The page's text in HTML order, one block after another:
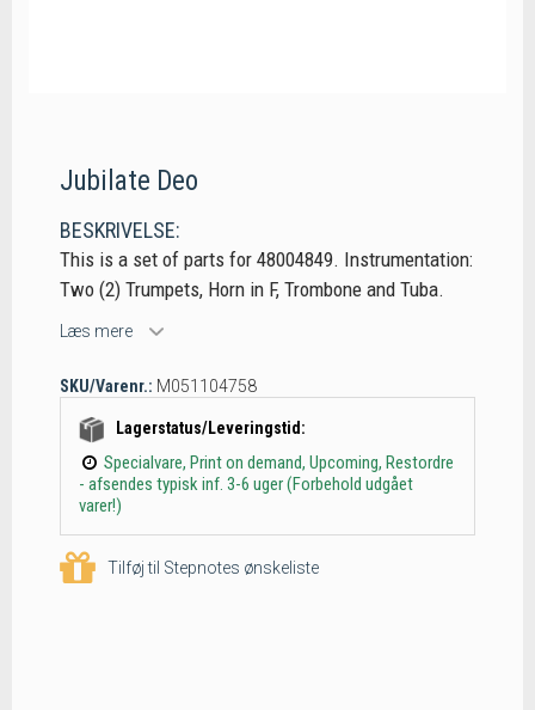
Jubilate Deo
BESKRIVELSE:
This is a set of parts for 48004849. Instrumentation:
Two (2) Trumpets, Horn in F, Trombone and Tuba.
Læs mere
SKU/Varenr.: M051104758
Lagerstatus/Leveringstid:
Specialvare, Print on demand, Upcoming, Restordre
- afsendes typisk inf. 3-6 uger (Forbehold udgået
varer!)
Tilføj til Stepnotes ønskeliste